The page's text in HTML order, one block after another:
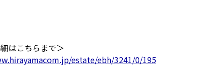
はこちらまで＞
estate/ebh/3241/0/195